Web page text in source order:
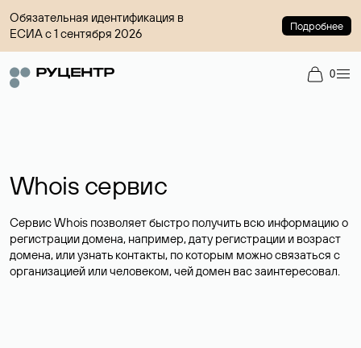
Обязательная идентификация в
ЕСИА с 1 сентября 2026
Подробнее
0
Whois сервис
Сервис Whois позволяет быстро получить всю информацию о
регистрации домена, например, дату регистрации и возраст
домена, или узнать контакты, по которым можно связаться с
организацией или человеком, чей домен вас заинтересовал.